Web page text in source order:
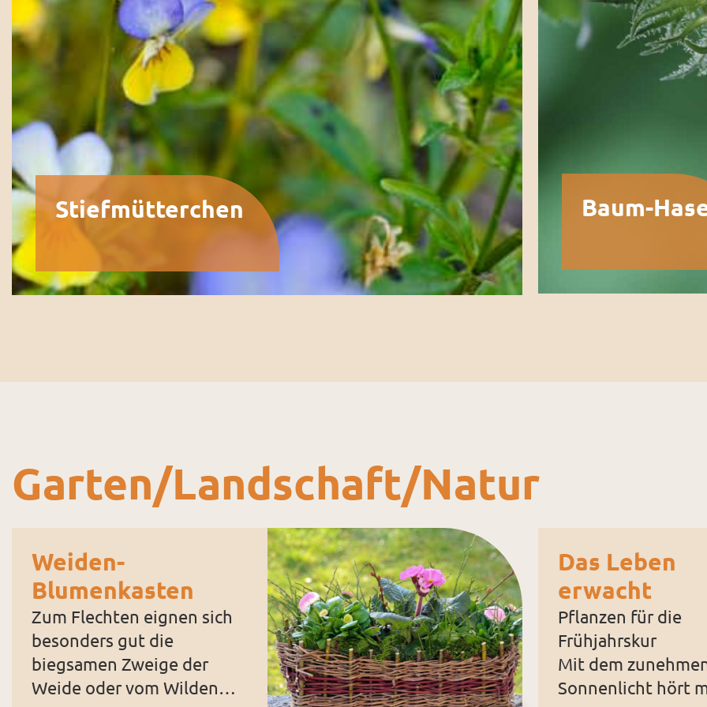
Stiefmütterchen Baum-
Garten/­Landschaft/­Natur
Weiden-
Blumenkasten
Zum Flechten eignen sich
besonders gut die
biegsamen Zweige der
Weide oder vom Wilden
Das Leben
erwacht
Pflanzen für die
Frühjahrskur
Mit dem
Sonnenlicht hört